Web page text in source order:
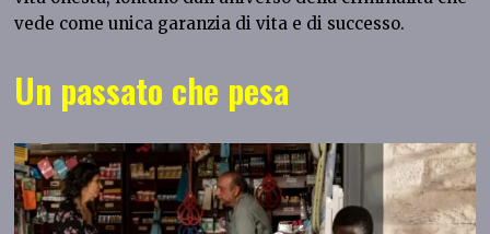
vede come unica garanzia di vita e di successo.
Un passato che pesa